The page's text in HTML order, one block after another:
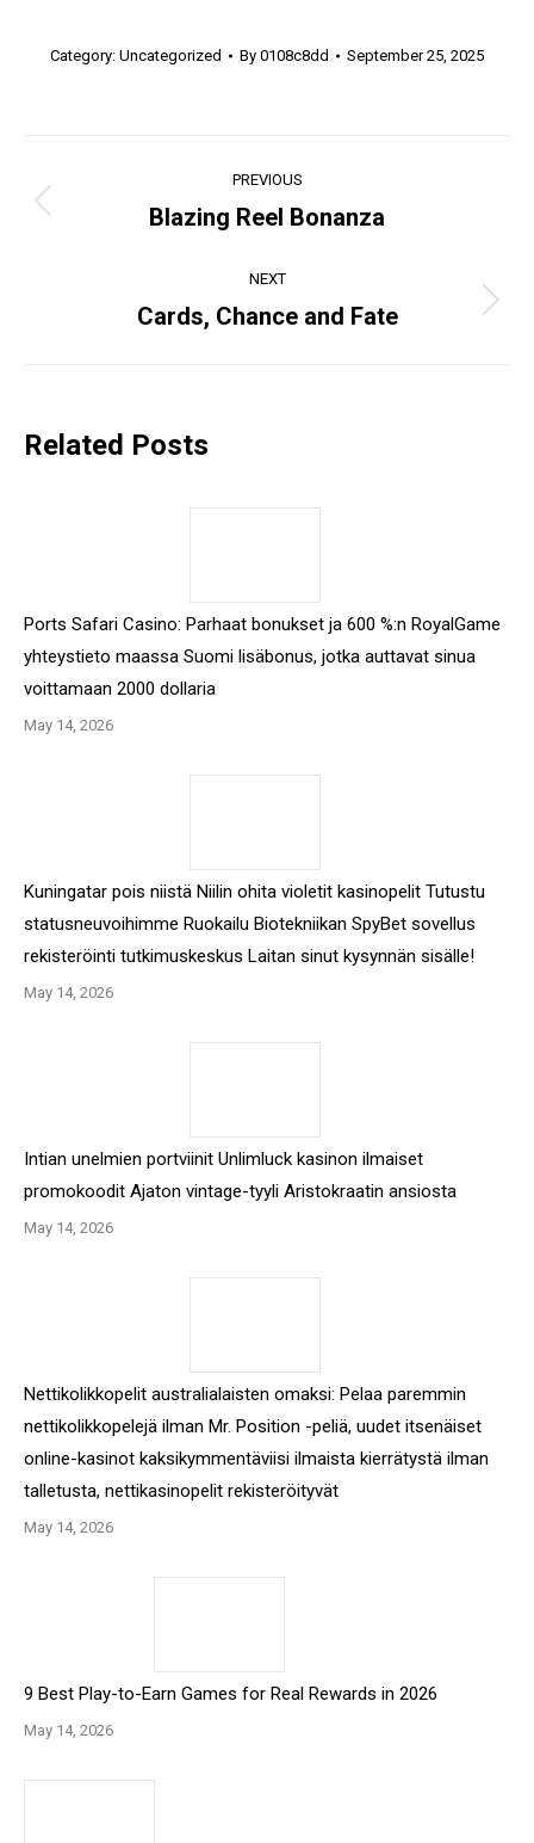
Category: Uncategorized By 0108c8dd September 25, 2025
navigation
PREVIOUS
Previous
Blazing Reel Bonanza
NEXT
Next
Cards, Chance and Fate
Related Posts
Ports Safari Casino: Parhaat bonukset ja 600 %:n RoyalGame
yhteystieto maassa Suomi lisäbonus, jotka auttavat sinua
voittamaan 2000 dollaria
May 14, 2026
Kuningatar pois niistä Niilin ohita violetit kasinopelit Tutustu
statusneuvoihimme Ruokailu Biotekniikan SpyBet sovellus
rekisteröinti tutkimuskeskus Laitan sinut kysynnän sisälle!
May 14, 2026
Intian unelmien portviinit Unlimluck kasinon ilmaiset
promokoodit Ajaton vintage-tyyli Aristokraatin ansiosta
May 14, 2026
Nettikolikkopelit australialaisten omaksi: Pelaa paremmin
nettikolikkopelejä ilman Mr. Position -peliä, uudet itsenäiset
online-kasinot kaksikymmentäviisi ilmaista kierrätystä ilman
talletusta, nettikasinopelit rekisteröityvät
May 14, 2026
9 Best Play-to-Earn Games for Real Rewards in 2026
May 14, 2026